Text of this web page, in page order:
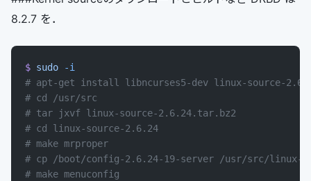
8.2.7 を．
$ sudo -i
# apt-get install libncurses5-dev linux-source-
# cd /usr/src
# tar jxvf linux-source-2.6.24.tar.bz2
# cd linux-source-2.6.24
# make mrproper
# cp /boot/config-2.6.24-19-server /usr/src/linux-
# make menuconfig